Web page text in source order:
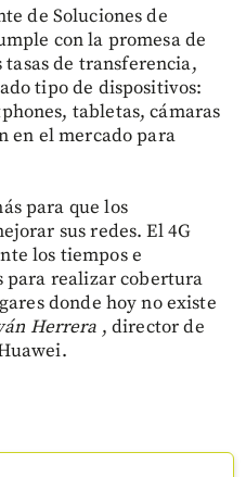
de Soluciones de
con la promesa de
tasas de transferencia,
tipo de dispositivos:
tabletas, cámaras
en el mercado para
para que los
sus redes. El 4G
los tiempos e
para realizar cobertura
donde hoy no existe
Herrera , director de